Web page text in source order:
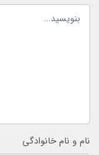
نام و نام خانوادگی